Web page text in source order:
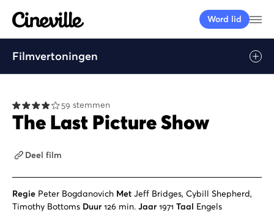
Cineville Logo
Word lid
Filmvertoningen
59 stemmen
The Last Picture Show
Deel film
Regie Peter Bogdanovich Met Jeff Bridges, Cybill Shepherd,
Timothy Bottoms Duur 126 min. Jaar 1971 Taal Engels